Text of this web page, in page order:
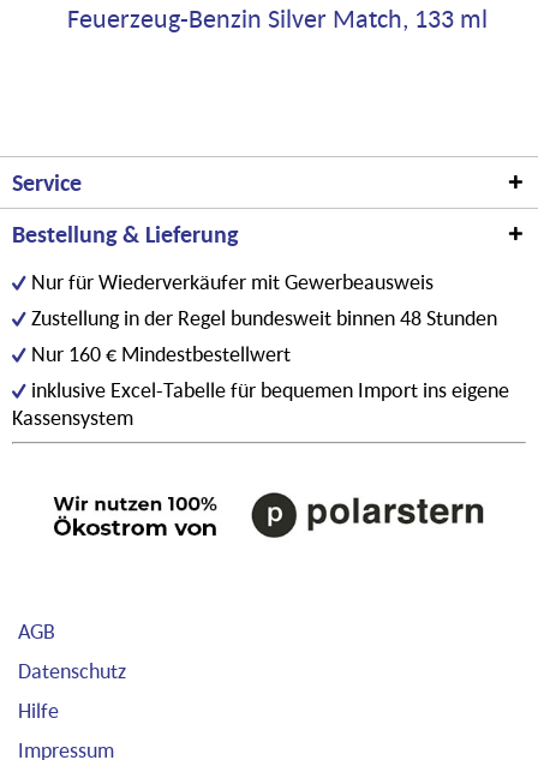
Feuerzeug-Benzin Silver Match, 133 ml
Service
Bestellung & Lieferung
Nur für Wiederverkäufer mit Gewerbeausweis
Zustellung in der Regel bundesweit binnen 48 Stunden
Nur 160 € Mindestbestellwert
inklusive Excel-Tabelle für bequemen Import ins eigene
Kassensystem
AGB
Datenschutz
Hilfe
Impressum